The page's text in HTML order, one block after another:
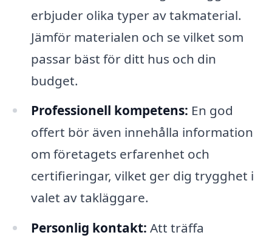
erbjuder olika typer av takmaterial.
Jämför materialen och se vilket som
passar bäst för ditt hus och din
budget.
Professionell kompetens: En god
offert bör även innehålla information
om företagets erfarenhet och
certifieringar, vilket ger dig trygghet i
valet av takläggare.
Personlig kontakt: Att träffa